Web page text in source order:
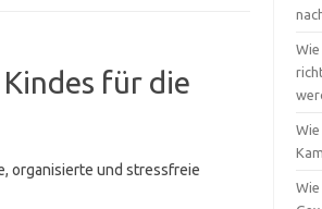
für die
organisierte und stressfreie